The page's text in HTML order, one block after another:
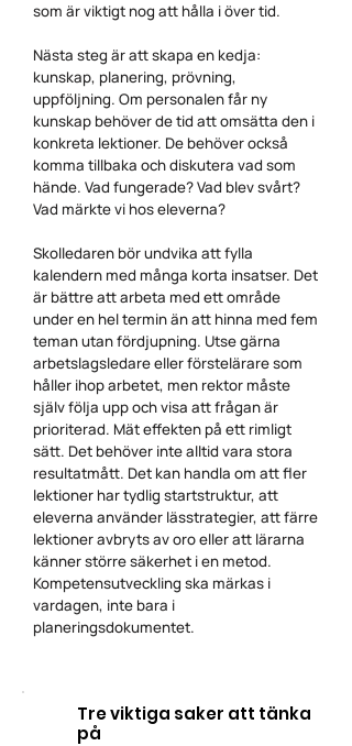
som är viktigt nog att hålla i över tid.
Nästa steg är att skapa en kedja:
kunskap, planering, prövning,
uppföljning. Om personalen får ny
kunskap behöver de tid att omsätta den i
konkreta lektioner. De behöver också
komma tillbaka och diskutera vad som
hände. Vad fungerade? Vad blev svårt?
Vad märkte vi hos eleverna?
Skolledaren bör undvika att fylla
kalendern med många korta insatser. Det
är bättre att arbeta med ett område
under en hel termin än att hinna med fem
teman utan fördjupning. Utse gärna
arbetslagsledare eller förstelärare som
håller ihop arbetet, men rektor måste
själv följa upp och visa att frågan är
prioriterad. Mät effekten på ett rimligt
sätt. Det behöver inte alltid vara stora
resultatmått. Det kan handla om att fler
lektioner har tydlig startstruktur, att
eleverna använder lässtrategier, att färre
lektioner avbryts av oro eller att lärarna
känner större säkerhet i en metod.
Kompetensutveckling ska märkas i
vardagen, inte bara i
planeringsdokumentet.
Tre viktiga saker att tänka
på